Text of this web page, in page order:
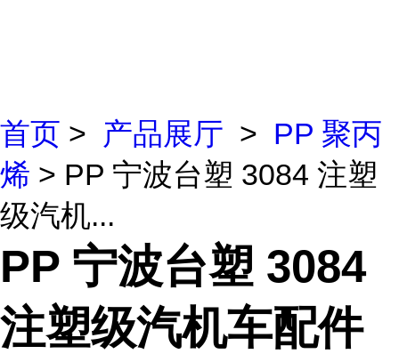
首页 > 产品展厅 > PP 聚丙
烯 > PP 宁波台塑 3084 注塑
级汽机...
PP 宁波台塑 3084
注塑级汽机车配件